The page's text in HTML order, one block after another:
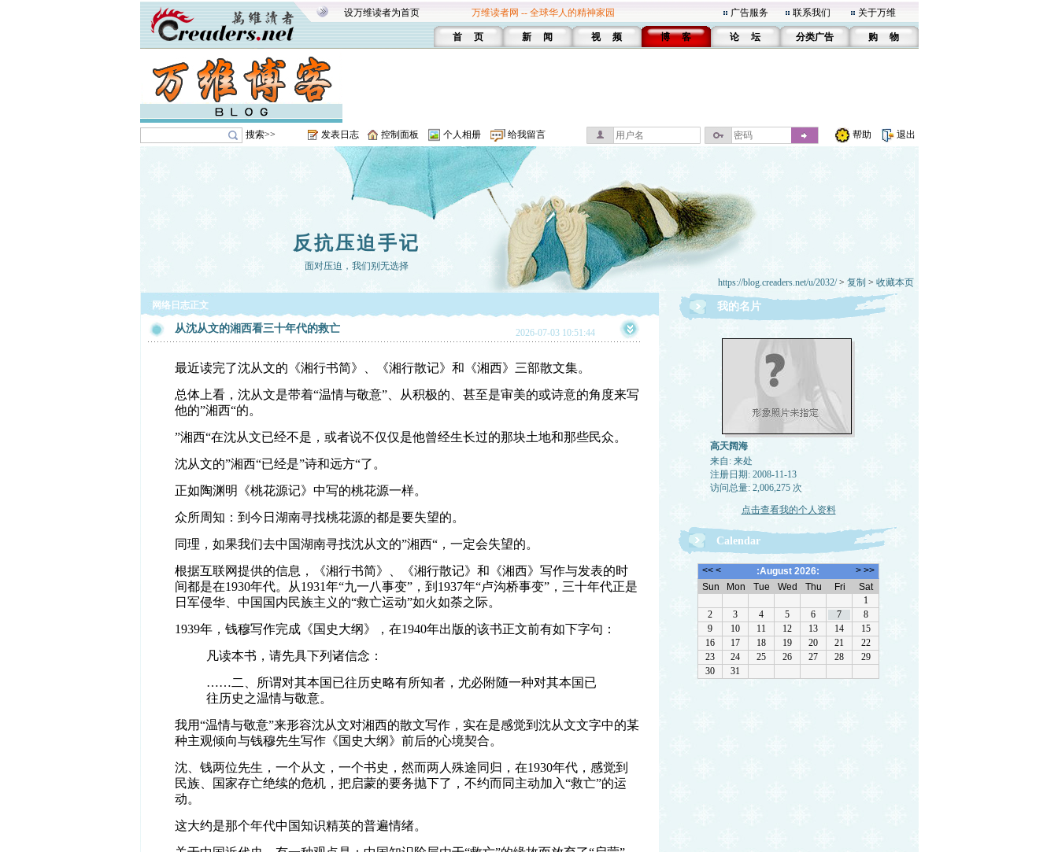
设万维读者为首页 万维读者网 -- 全球华人的精神家园 广告服务 联系我们 关于万维
首 页 新 闻 视 频 博 客 论 坛 分类广告 购 物
搜索>> 发表日志 控制面板 个人相册 给我留言 帮助 退出
反抗压迫手记
面对压迫，我们别无选择
https://blog.creaders.net/u/2032/> 复制 > 收藏本页
网络日志正文
从沈从文的湘西看三十年代的救亡 2026-07-03 10:51:44
最近读完了沈从文的《湘行书简》、《湘行散记》和《湘西》三部散文集。
总体上看，沈从文是带着“温情与敬意”、从积极的、甚至是审美的或诗意的角度来写
他的”湘西“的。
”湘西“在沈从文已经不是，或者说不仅仅是他曾经生长过的那块土地和那些民众。
沈从文的”湘西“已经是”诗和远方“了。
正如陶渊明《桃花源记》中写的桃花源一样。
众所周知：到今日湖南寻找桃花源的都是要失望的。
同理，如果我们去中国湖南寻找沈从文的”湘西“，一定会失望的。
根据互联网提供的信息，《湘行书简》、《湘行散记》和《湘西》写作与发表的时
间都是在1930年代。从1931年“九一八事变”，到1937年“卢沟桥事变”，三十年代正是
日军侵华、中国国内民族主义的“救亡运动”如火如荼之际。
1939年，钱穆写作完成《国史大纲》，在1940年出版的该书正文前有如下字句：
凡读本书，请先具下列诸信念：
……二、所谓对其本国已往历史略有所知者，尤必附随一种对其本国已
往历史之温情与敬意。
我用“温情与敬意”来形容沈从文对湘西的散文写作，实在是感觉到沈从文文字中的某
种主观倾向与钱穆先生写作《国史大纲》前后的心境契合。
沈、钱两位先生，一个从文，一个书史，然而两人殊途同归，在1930年代，感觉到
民族、国家存亡绝续的危机，把启蒙的要务抛下了，不约而同主动加入“救亡”的运
动。
这大约是那个年代中国知识精英的普遍情绪。
我的名片
高天阔海
来自: 来处
注册日期: 2008-11-13
访问总量: 2,006,275 次
点击查看我的个人资料
Calendar